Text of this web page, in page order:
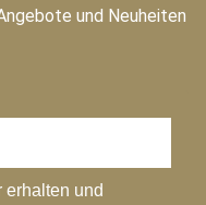
und Neuheiten
erhalten und